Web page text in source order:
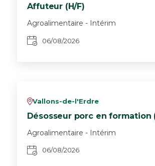
Affuteur (H/F)
Agroalimentaire - Intérim
06/08/2026
vVallons-de-l'Erdre
Désosseur porc en formation
Agroalimentaire - Intérim
06/08/2026